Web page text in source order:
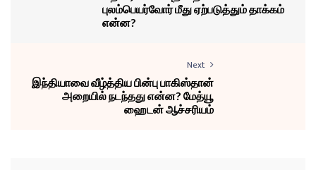
புலம்பெயர்வோர் மீது ஏற்படுத்தும் தாக்கம்
என்ன?
Next
இந்தியாவை வீழ்த்திய பின்பு பாகிஸ்தான்
அறையில் நடந்தது என்ன? மேத்யூ
ஹைடன் ஆச்சரியம்